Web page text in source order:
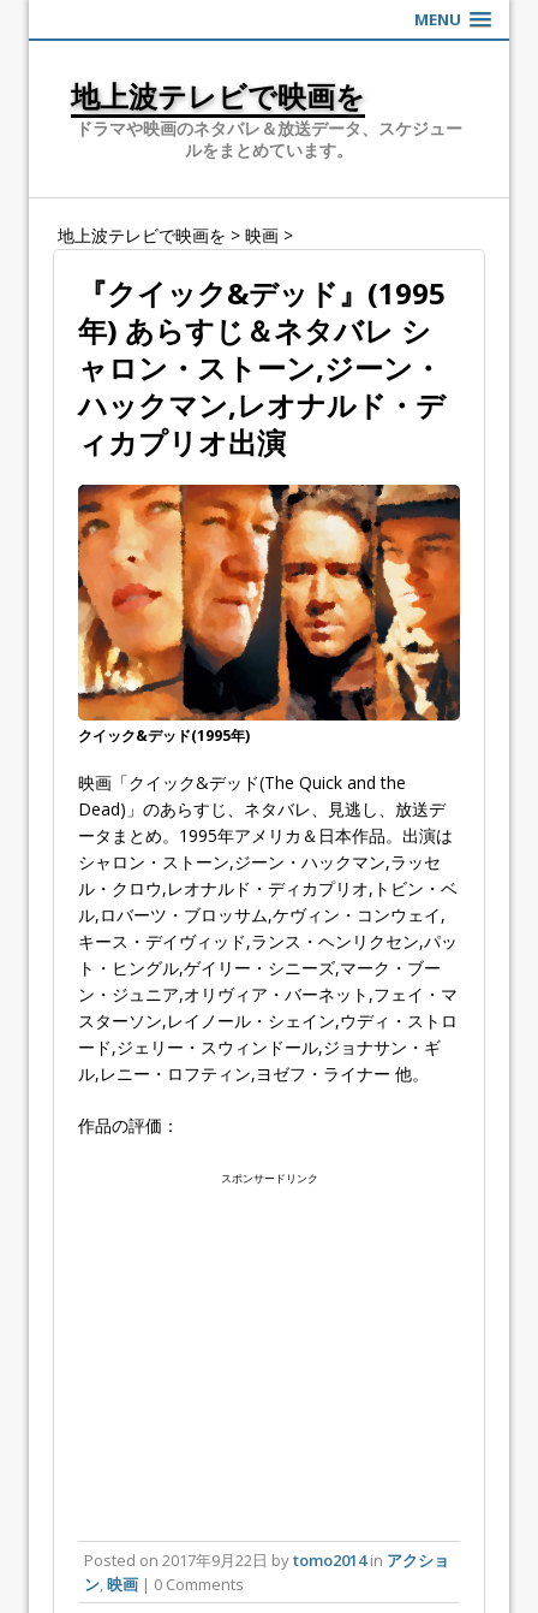
MENU
地上波テレビで映画を
ドラマや映画のネタバレ＆放送データ、スケジュー
ルをまとめています。
地上波テレビで映画を > 映画 >
『クイック&デッド』(1995
年) あらすじ＆ネタバレ シ
ャロン・ストーン,ジーン・
ハックマン,レオナルド・デ
ィカプリオ出演
クイック&デッド(1995年)
映画「クイック&デッド(The Quick and the
Dead)」のあらすじ、ネタバレ、見逃し、放送デ
ータまとめ。1995年アメリカ＆日本作品。出演は
シャロン・ストーン,ジーン・ハックマン,ラッセ
ル・クロウ,レオナルド・ディカプリオ,トビン・ベ
ル,ロバーツ・ブロッサム,ケヴィン・コンウェイ,
キース・デイヴィッド,ランス・ヘンリクセン,パッ
ト・ヒングル,ゲイリー・シニーズ,マーク・ブー
ン・ジュニア,オリヴィア・バーネット,フェイ・マ
スターソン,レイノール・シェイン,ウディ・ストロ
ード,ジェリー・スウィンドール,ジョナサン・ギ
ル,レニー・ロフティン,ヨゼフ・ライナー 他。
作品の評価：
スポンサードリンク
Posted on 2017年9月22日 bytomo2014in アクショ
ン 映画 | 0 Comments